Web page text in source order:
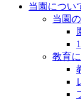
当園につい
当園
教育